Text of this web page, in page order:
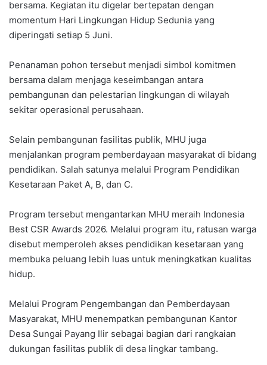
bersama. Kegiatan itu digelar bertepatan dengan
momentum Hari Lingkungan Hidup Sedunia yang
diperingati setiap 5 Juni.
Penanaman pohon tersebut menjadi simbol komitmen
bersama dalam menjaga keseimbangan antara
pembangunan dan pelestarian lingkungan di wilayah
sekitar operasional perusahaan.
Selain pembangunan fasilitas publik, MHU juga
menjalankan program pemberdayaan masyarakat di bidang
pendidikan. Salah satunya melalui Program Pendidikan
Kesetaraan Paket A, B, dan C.
Program tersebut mengantarkan MHU meraih Indonesia
Best CSR Awards 2026. Melalui program itu, ratusan warga
disebut memperoleh akses pendidikan kesetaraan yang
membuka peluang lebih luas untuk meningkatkan kualitas
hidup.
Melalui Program Pengembangan dan Pemberdayaan
Masyarakat, MHU menempatkan pembangunan Kantor
Desa Sungai Payang Ilir sebagai bagian dari rangkaian
dukungan fasilitas publik di desa lingkar tambang.